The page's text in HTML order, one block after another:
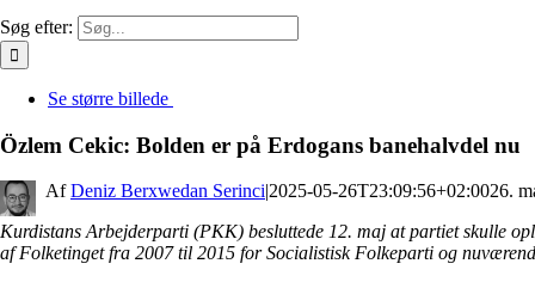
Søg efter:
Se større billede
Özlem Cekic: Bolden er på Erdogans banehalvdel nu
By Deniz Berxwedan Serinci|2025-05-26T23:09:56+02:0026.
Kurdistans Arbejderparti (PKK) besluttede 12. maj at partiet skulle
af Folketinget fra 2007 til 2015 for Socialistisk Folkeparti og